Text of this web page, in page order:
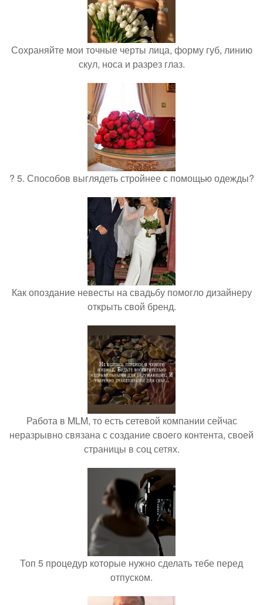
Сохраняйте мои точные черты лица, форму губ, линию
скул, носа и разрез глаз.
? 5. Способов выглядеть стройнее с помощью одежды?
Как опоздание невесты на свадьбу помогло дизайнеру
открыть свой бренд.
Работа в MLM, то есть сетевой компании сейчас
неразрывно связана с создание своего контента, своей
страницы в соц сетях.
Топ 5 процедур которые нужно сделать тебе перед
отпуском.